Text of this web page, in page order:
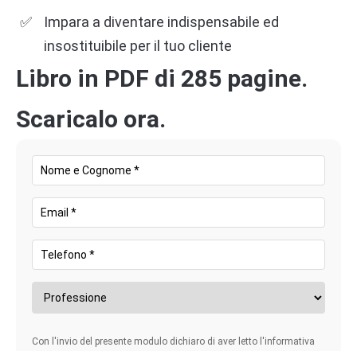
Impara a diventare indispensabile ed
insostituibile per il tuo cliente
Libro in PDF di 285 pagine.
Scaricalo ora.
Con l'invio del presente modulo dichiaro di aver letto l'informativa